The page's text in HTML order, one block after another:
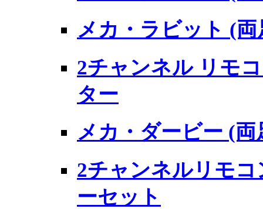
メカ・ラビット (
2チャンネル リモ
ター
メカ・ダービー (
2チャンネルリモ
ーセット